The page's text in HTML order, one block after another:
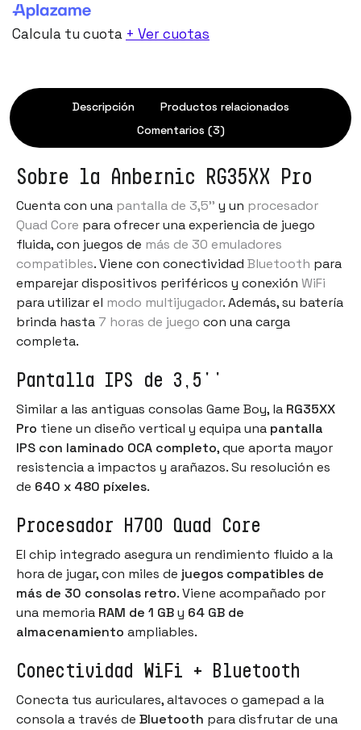
Calcula tu cuota + Ver cuotas
Descripción
Productos relacionados
Comentarios (3)
Sobre la Anbernic RG35XX Pro
Cuenta con una pantalla de 3,5'' y un procesador
Quad Core para ofrecer una experiencia de juego
fluida, con juegos de más de 30 emuladores
compatibles. Viene con conectividad Bluetooth para
emparejar dispositivos periféricos y conexión WiFi
para utilizar el modo multijugador. Además, su batería
brinda hasta 7 horas de juego con una carga
completa.
Pantalla IPS de 3,5''
Similar a las antiguas consolas Game Boy, la RG35XX
Pro tiene un diseño vertical y equipa una pantalla
IPS con laminado OCA completo, que aporta mayor
resistencia a impactos y arañazos. Su resolución es
de 640 x 480 píxeles.
Procesador H700 Quad Core
El chip integrado asegura un rendimiento fluido a la
hora de jugar, con miles de juegos compatibles de
más de 30 consolas retro. Viene acompañado por
una memoria RAM de 1 GBy 64 GB de
almacenamiento ampliables.
Conectividad WiFi + Bluetooth
Conecta tus auriculares, altavoces o gamepad a la
consola a través de Bluetooth para disfrutar de una